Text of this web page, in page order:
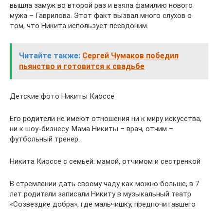
вышла замуж во второй раз и взяла фамилию нового
мужа – Гаврилова. Этот факт вызвал много слухов о
том, что Никита использует псевдоним.
Читайте также: Сергей Чумаков победил
пьянство и готовится к свадьбе
Детские фото Никиты Киоссе
Его родители не имеют отношения ни к миру искусства,
ни к шоу-бизнесу. Мама Никиты – врач, отчим –
футбольный тренер.
Никита Киоссе с семьей: мамой, отчимом и сестренкой
В стремлении дать своему чаду как можно больше, в 7
лет родители записали Никиту в музыкальный театр
«Созвездие добра», где мальчишку, предпочитавшего